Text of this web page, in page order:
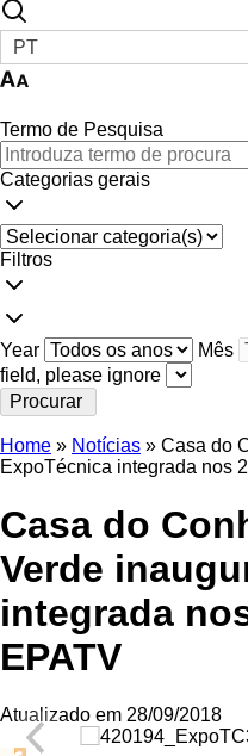
PT
Termo de Pesquisa
Categorias gerais
Filtros
Year Mês
field, please ignore
Home » Notícias » Casa do
ExpoTécnica integrada nos
Casa do
Verde
integrada
EPATV
Atualizado em 28/09/2018